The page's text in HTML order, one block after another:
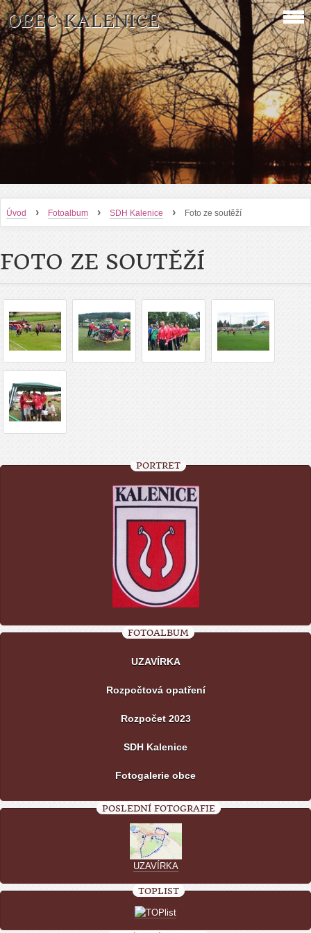
OBEC KALENICE
Úvod › Fotoalbum › SDH Kalenice › Foto ze soutěží
FOTO ZE SOUTĚŽÍ
PORTRÉT
FOTOALBUM
UZAVÍRKA
Rozpočtová opatření
Rozpočet 2023
SDH Kalenice
Fotogalerie obce
POSLEDNÍ FOTOGRAFIE
UZAVÍRKA
TOPLIST